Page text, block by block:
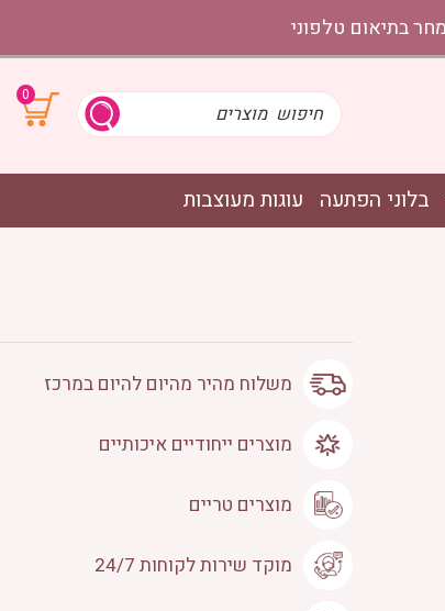
0
בלוני הפתעה עוגות מעוצבות
משלוח מהיר מהיום להיום במרכז
מוצרים ייחודיים איכותיים
מוצרים טריים
מוקד שירות לקוחות 24/7